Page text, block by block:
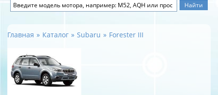
Главная Каталог Subaru Forester III